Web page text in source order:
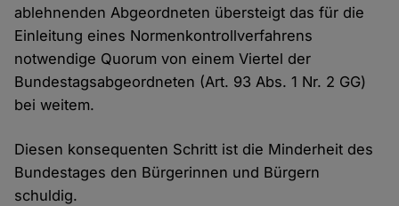
ablehnenden Abgeordneten übersteigt das für die
Einleitung eines Normenkontrollverfahrens
notwendige Quorum von einem Viertel der
Bundestagsabgeordneten (Art. 93 Abs. 1 Nr. 2 GG)
bei weitem.
Diesen konsequenten Schritt ist die Minderheit des
Bundestages den Bürgerinnen und Bürgern
schuldig.